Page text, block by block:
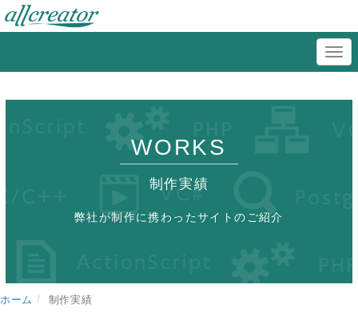
WORKS
制作実績
弊社が制作に携わったサイトのご紹介
ホーム 制作実績